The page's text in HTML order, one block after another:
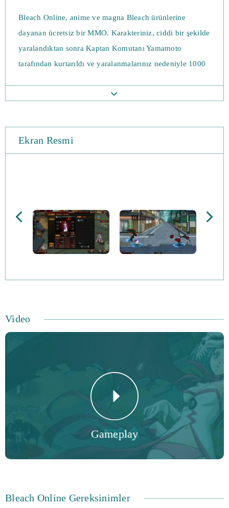
Bleach Online, anime ve magna Bleach ürünlerine
dayanan ücretsiz bir MMO. Karakteriniz, ciddi bir şekilde
yaralandıktan sonra Kaptan Komutanı Yamamoto
tarafından kurtarıldı ve yaralanmalarınız nedeniyle 1000
kaybettiniz ve onları geri almak için İnsan Dünyasına
arkadaşlarıyla arkadaş oldunuz, ancak Aizen’in arsası
nedeniyle onlar isyankar olarak kabul edildi.
Arkadaşlarınzı kurtarmak için bir mürettebat işe almalı,
arasından seçim yapabilirsiniz. Ekip üyelerinize farklı
roller verin ve zaferin ve ilerlemenin tadını çıkarmak için
etkili bir şekilde bir ekip kurun. Ekibinizi ne kadar
kadar fazla kişi eklersiniz. Bleach Online'da, oyuncuların
Ekipmanınız ruh taşlarıyla yükseltilebilir. Size daha fazla
ilgi kazandıracak, deneyiminizi geliştirecek ve daha fazla
hayalet taşı kazandıracak birçok PvE ve PvP etkinliği var.
Savaş gücünüzü çeşitli görevlerle geliştirin ve bir dizi
nefes kesici ve efsanevi hamle sunun. Oyun yenilikçi
oyun teknolojisine dayanmaktadır. Neden en iyilerden
biri olmak ve ekibinizi unutulmaz bir galibiyete çıkarmak
için Bleach Online oynamaya hemen başlamıyorsunuz?
Ekran Resmi
Video
Gameplay
Bleach Online Gereksinimler